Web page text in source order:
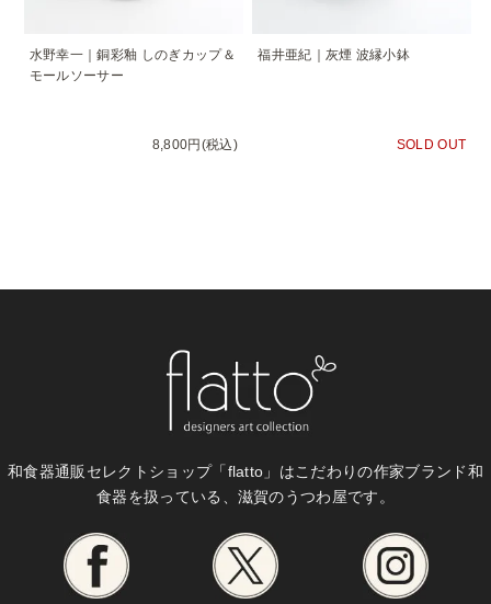
水野幸一｜銅彩釉 しのぎカップ＆
モールソーサー
8,800円(税込)
福井亜紀｜灰煙 波縁小鉢
SOLD OUT
和食器通販セレクトショップ「flatto」はこだわりの作家ブランド和
食器を扱っている、滋賀のうつわ屋です。